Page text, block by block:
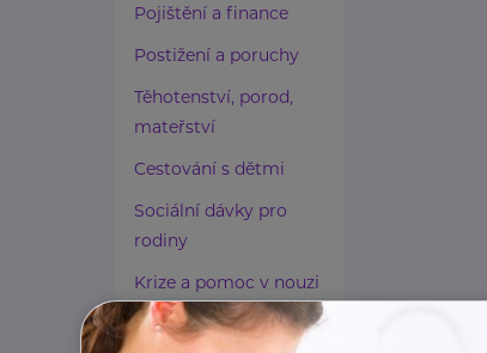
Pojištění a finance
Postižení a poruchy
Těhotenství, porod,
mateřství
Cestování s dětmi
Sociální dávky pro
rodiny
Krize a pomoc v nouzi
Paliativní péče